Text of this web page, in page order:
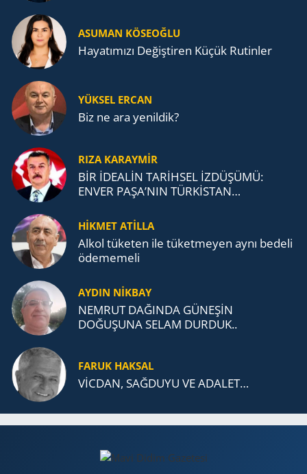
ASUMAN KÖSEOĞLU
Ha­ya­tı­mı­zı De­ğiş­ti­ren Küçük Ru­tin­ler
YÜKSEL ERCAN
Biz ne ara yenildik?
RIZA KARAYMIR
BİR İDEALİN TARİHSEL İZDÜŞÜMÜ:
ENVER PAŞA’NIN TÜRKİSTAN
TEŞKİLATI’NA UZANAN MİRASI
HİKMET ATİLLA
Alkol tü­ke­ten ile tü­ket­me­yen aynı be­de­li
öde­me­me­li
AYDIN NİKBAY
NEMRUT DAĞINDA GÜNEŞİN
DOĞUŞUNA SELAM DURDUK..
FARUK HAKSAL
VİCDAN, SAĞ­DU­YU VE ADA­LET…